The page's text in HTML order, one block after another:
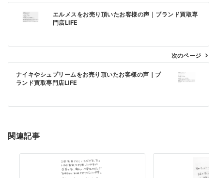
ビ
ゲ
ー
エルメスをお売り頂いたお客様の声｜ブランド買取専
門店LIFE
次のページ
ナイキやシュプリームをお売り頂いたお客様の声｜ブ
ランド買取専門店LIFE
関連記事